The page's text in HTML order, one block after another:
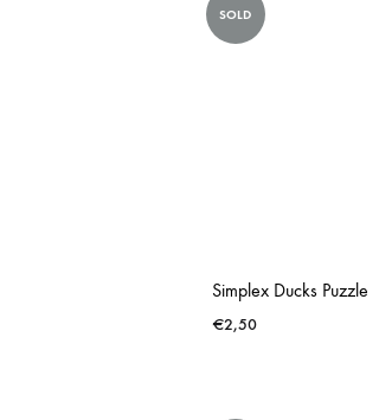
SOLD
Simplex Ducks Puzzle
€2,50